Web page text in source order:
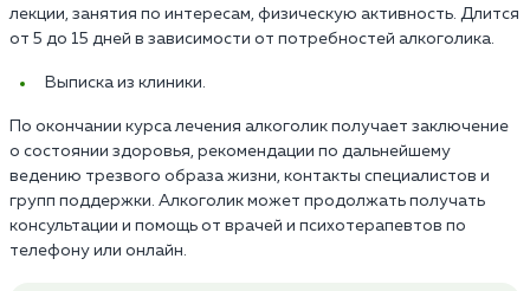
лекции, занятия по интересам, физическую активность. Длится
от 5 до 15 дней в зависимости от потребностей алкоголика.
Выписка из клиники.
По окончании курса лечения алкоголик получает заключение
о состоянии здоровья, рекомендации по дальнейшему
ведению трезвого образа жизни, контакты специалистов и
групп поддержки. Алкоголик может продолжать получать
консультации и помощь от врачей и психотерапевтов по
телефону или онлайн.